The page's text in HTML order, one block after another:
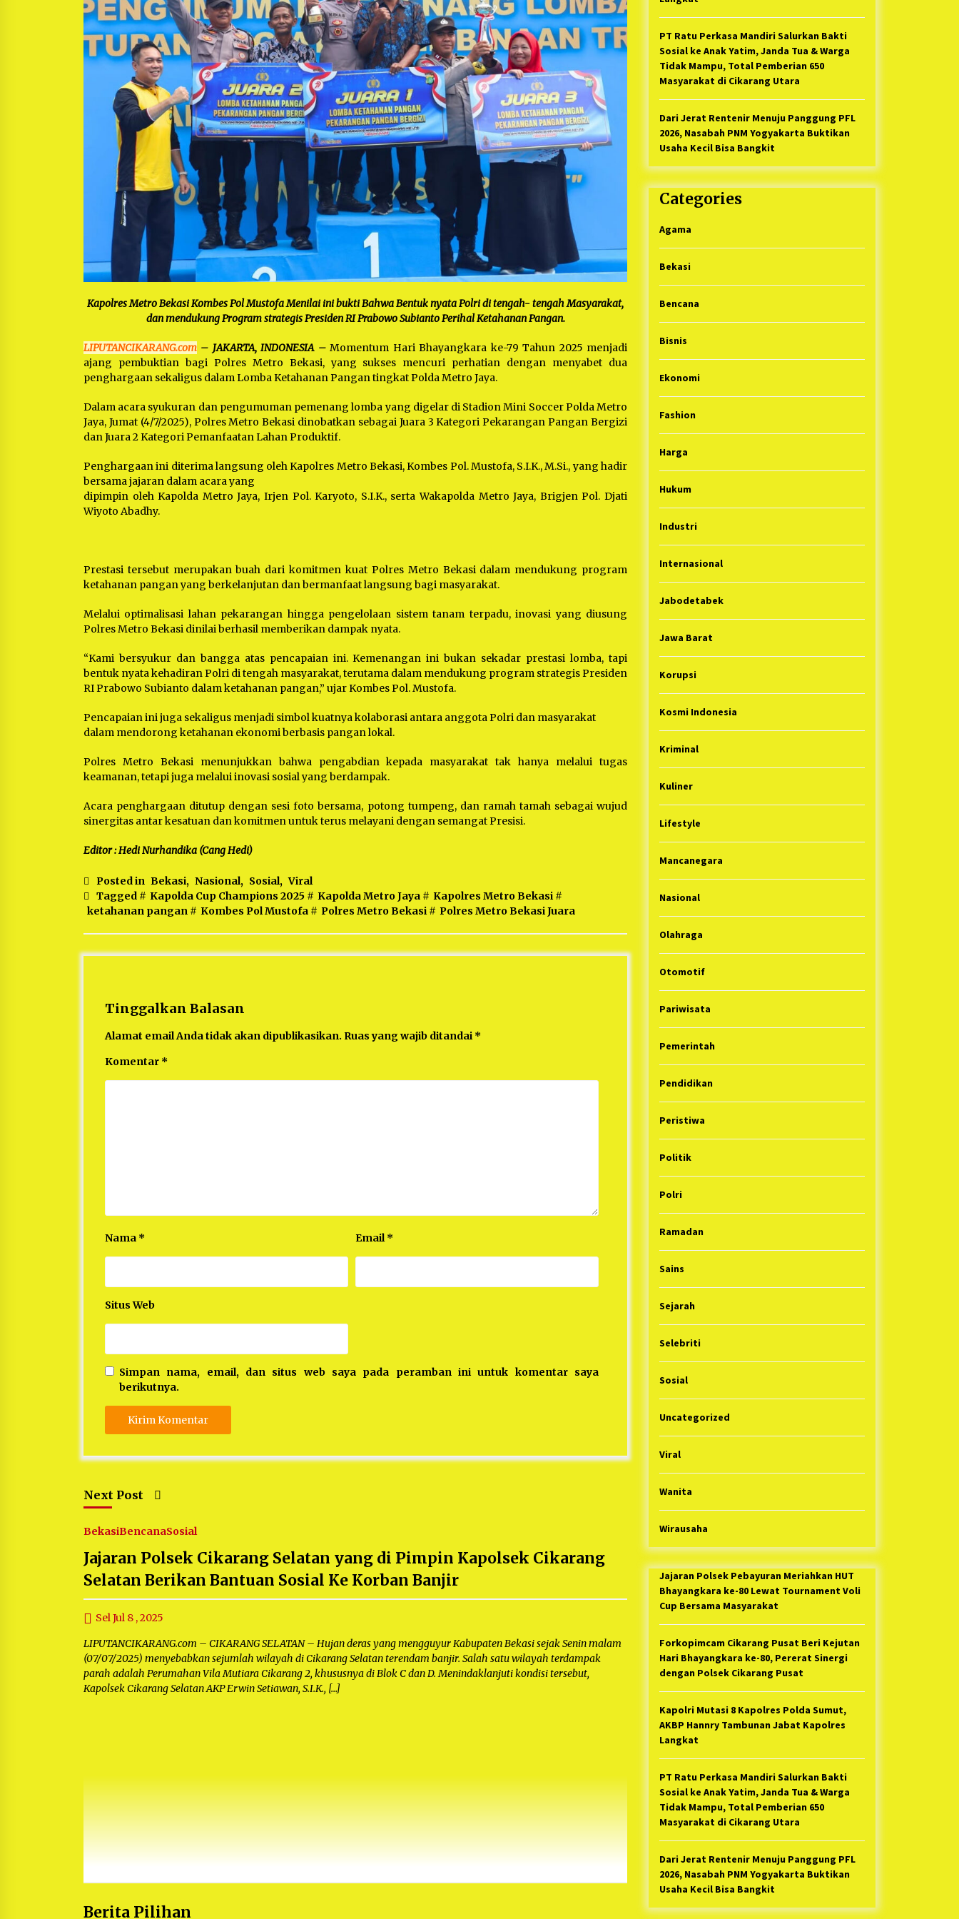
Kapolres Metro Bekasi Kombes Pol Mustofa Menilai ini bukti Bahwa Bentuk nyata Polri di tengah- tengah Masyarakat,
dan mendukung Program strategis Presiden RI Prabowo Subianto Perihal Ketahanan Pangan.
LIPUTANCIKARANG.com – JAKARTA, INDONESIA –Momentum Hari Bhayangkara ke-79 Tahun 2025 menjadi
ajang pembuktian bagi Polres Metro Bekasi, yang sukses mencuri perhatian dengan menyabet dua
penghargaan sekaligus dalam Lomba Ketahanan Pangan tingkat Polda Metro Jaya.
Dalam acara syukuran dan pengumuman pemenang lomba yang digelar di Stadion Mini Soccer Polda Metro
Jaya, Jumat (4/7/2025), Polres Metro Bekasi dinobatkan sebagai Juara 3 Kategori Pekarangan Pangan Bergizi
dan Juara 2 Kategori Pemanfaatan Lahan Produktif.
Penghargaan ini diterima langsung oleh Kapolres Metro Bekasi, Kombes Pol. Mustofa, S.I.K., M.Si., yang hadir
bersama jajaran dalam acara yang
dipimpin oleh Kapolda Metro Jaya, Irjen Pol. Karyoto, S.I.K., serta Wakapolda Metro Jaya, Brigjen Pol. Djati
Wiyoto Abadhy.
Prestasi tersebut merupakan buah dari komitmen kuat Polres Metro Bekasi dalam mendukung program
ketahanan pangan yang berkelanjutan dan bermanfaat langsung bagi masyarakat.
Melalui optimalisasi lahan pekarangan hingga pengelolaan sistem tanam terpadu, inovasi yang diusung
Polres Metro Bekasi dinilai berhasil memberikan dampak nyata.
“Kami bersyukur dan bangga atas pencapaian ini. Kemenangan ini bukan sekadar prestasi lomba, tapi
bentuk nyata kehadiran Polri di tengah masyarakat, terutama dalam mendukung program strategis Presiden
RI Prabowo Subianto dalam ketahanan pangan,” ujar Kombes Pol. Mustofa.
Pencapaian ini juga sekaligus menjadi simbol kuatnya kolaborasi antara anggota Polri dan masyarakat
dalam mendorong ketahanan ekonomi berbasis pangan lokal.
Polres Metro Bekasi menunjukkan bahwa pengabdian kepada masyarakat tak hanya melalui tugas
keamanan, tetapi juga melalui inovasi sosial yang berdampak.
Acara penghargaan ditutup dengan sesi foto bersama, potong tumpeng, dan ramah tamah sebagai wujud
sinergitas antar kesatuan dan komitmen untuk terus melayani dengan semangat Presisi.
Editor : Hedi Nurhandika (Cang Hedi)
Posted in Bekasi, Nasional, Sosial, Viral
Tagged # Kapolda Cup Champions 2025 # Kapolda Metro Jaya # Kapolres Metro Bekasi #
ketahanan pangan # Kombes Pol Mustofa # Polres Metro Bekasi # Polres Metro Bekasi Juara
Tinggalkan Balasan
Alamat email Anda tidak akan dipublikasikan. Ruas yang wajib ditandai *
Komentar *
Nama * Email*
Situs Web
Simpan nama, email, dan situs web saya pada peramban ini untuk komentar saya
berikutnya.
Next Post
BekasiBencanaSosial
Jajaran Polsek Cikarang Selatan yang di Pimpin Kapolsek Cikarang
Selatan Berikan Bantuan Sosial Ke Korban Banjir
Sel Jul 8 , 2025
LIPUTANCIKARANG.com – CIKARANG SELATAN – Hujan deras yang mengguyur Kabupaten Bekasi sejak Senin malam
(07/07/2025) menyebabkan sejumlah wilayah di Cikarang Selatan terendam banjir. Salah satu wilayah terdampak
parah adalah Perumahan Vila Mutiara Cikarang 2, khususnya di Blok C dan D. Menindaklanjuti kondisi tersebut,
Kapolsek Cikarang Selatan AKP Erwin Setiawan, S.I.K., […]
Berita Pilihan
PT Ratu Perkasa Mandiri Salurkan Bakti
Sosial ke Anak Yatim, Janda Tua & Warga
Tidak Mampu, Total Pemberian 650
Masyarakat di Cikarang Utara
Dari Jerat Rentenir Menuju Panggung PFL
2026, Nasabah PNM Yogyakarta Buktikan
Usaha Kecil Bisa Bangkit
Categories
Agama
Bekasi
Bencana
Bisnis
Ekonomi
Fashion
Harga
Hukum
Industri
Internasional
Jabodetabek
Jawa Barat
Korupsi
Kosmi Indonesia
Kriminal
Kuliner
Lifestyle
Mancanegara
Nasional
Olahraga
Otomotif
Pariwisata
Pemerintah
Pendidikan
Peristiwa
Politik
Polri
Ramadan
Sains
Sejarah
Selebriti
Sosial
Uncategorized
Viral
Wanita
Wirausaha
Jajaran Polsek Pebayuran Meriahkan HUT
Bhayangkara ke-80 Lewat Tournament Voli
Cup Bersama Masyarakat
Forkopimcam Cikarang Pusat Beri Kejutan
Hari Bhayangkara ke-80, Pererat Sinergi
dengan Polsek Cikarang Pusat
Kapolri Mutasi 8 Kapolres Polda Sumut,
AKBP Hannry Tambunan Jabat Kapolres
Langkat
PT Ratu Perkasa Mandiri Salurkan Bakti
Sosial ke Anak Yatim, Janda Tua & Warga
Tidak Mampu, Total Pemberian 650
Masyarakat di Cikarang Utara
Dari Jerat Rentenir Menuju Panggung PFL
2026, Nasabah PNM Yogyakarta Buktikan
Usaha Kecil Bisa Bangkit